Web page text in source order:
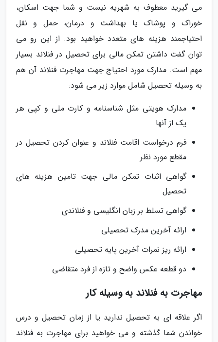
می گیرید معطوف به شهریه نیست و شما جهت اسکان،
خوراک و پوشاک یا بهداشت و درمان، حمل و نقل
احتیاجمند هزینه های متعدد خواهید بود. از این رو می
توان گفت داشتن تمکن مالی برای تحصیل در فنلاند بسیار
مهم است. مدارک مورد احتیاج جهت مهاجرت فنلاند آن هم
به وسیله تحصیل شامل موارد زیر می شود:
مدارک هویتی مثل شناسنامه و کارت ملی و کپی هر
یک از آنها
فرم درخواست اقامت فنلاند و عنوان کردن تحصیل در
مقطع مورد نظر
گواهی اثبات تمکن مالی جهت تامین هزینه های
تحصیل
گواهی تسلط بر زبان انگلیسی و فنلاندی
ارائه آخرین مدرک تحصیلی
ارائه ریز نمرات آخرین پایه تحصیلی
دو قطعه عکس واضح و تازه از فرد متقاضی
مهاجرت به فنلاند به وسیله کار
اگر علاقه ای به تحصیل ندارید یا از زمان تحصیل و درس
خواندن شما گذشته و می خواهید برای مهاجرت به فنلاند